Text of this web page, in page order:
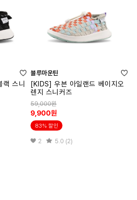
랙 스니
블루마운틴
[KIDS] 우븐 아일랜드 베이지오
렌지 스니커즈
59,000원
9,900원
83% 할인
2 5.0 (2)